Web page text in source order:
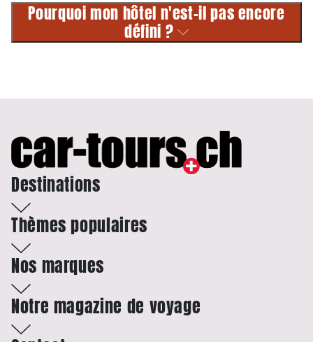
Pourquoi mon hôtel n'est-il pas encore
défini ?
Destinations
Thèmes populaires
Nos marques
Notre magazine de voyage